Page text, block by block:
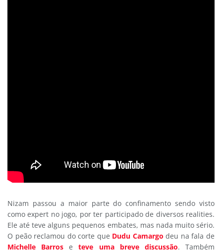
Nizam passou a maior parte do confinamento sendo visto
como expert no jogo, por ter participado de diversos realities.
Ele até teve alguns pequenos embates, mas nada muito sério.
O peão reclamou do corte que Dudu Camargo deu na fala de
Michelle Barros eteve uma breve discussão. Também